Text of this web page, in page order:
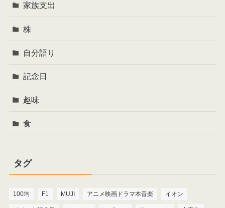
家族支出
株
自分語り
記念日
趣味
食
タグ
100均 F1 MUJI アニメ映画ドラマ本音楽 イオン